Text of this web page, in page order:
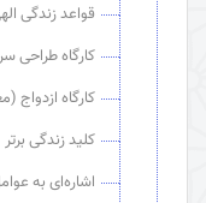
قواعد زندگی
کارگاه طراحی
کارگاه
کلید زندگی برتر
اشاره‌ای به